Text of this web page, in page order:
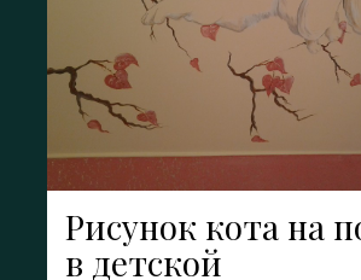
Рисунок кота на
в детской